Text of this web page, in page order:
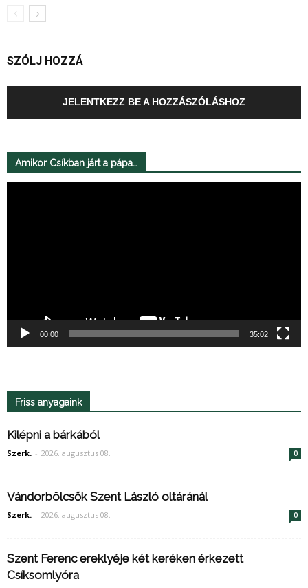
SZÓLJ HOZZÁ
JELENTKEZZ BE A HOZZÁSZÓLÁSHOZ
Amikor Csíkban járt a pápa…
00:00 35:02
Friss anyagaink
Kilépni a bárkából
Szerk. - 2026. augusztus 08. 0
Vándorbölcsők Szent László oltáránál
Szerk. - 2026. augusztus 08. 0
Szent Ferenc ereklyéje két keréken érkezett
Csíksomlyóra